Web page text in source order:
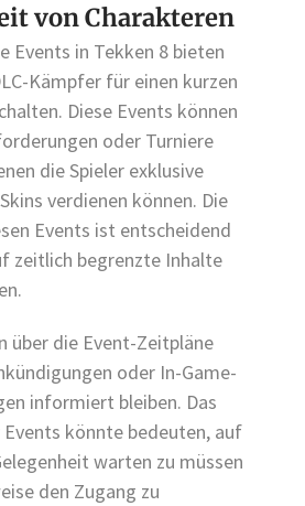
von Charakteren
Events in Tekken 8 bieten
Kämpfer für einen kurzen
Diese Events können
oder Turniere
die Spieler exklusive
verdienen können. Die
Events ist entscheidend
zeitlich begrenzte Inhalte
über die Event-Zeitpläne
oder In-Game-
informiert bleiben. Das
Events könnte bedeuten, auf
warten zu müssen
den Zugang zu